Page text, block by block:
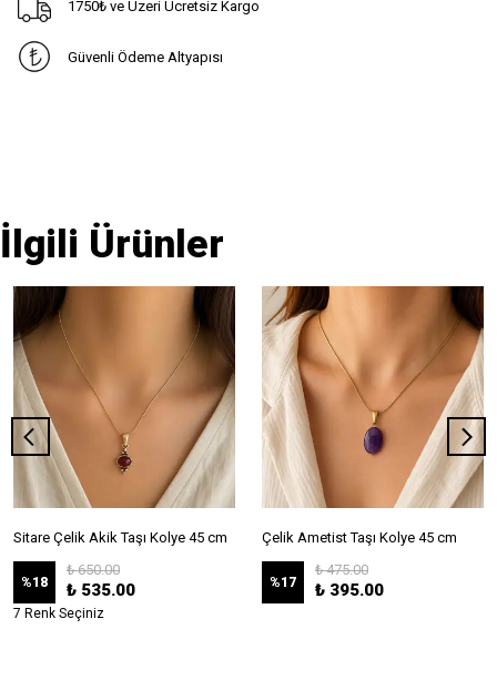
1750₺ ve Üzeri Ücretsiz Kargo
Güvenli Ödeme Altyapısı
İlgili Ürünler
Sitare Çelik Akik Taşı Kolye 45 cm
%18
₺ 650.00
₺ 535.00
7 Renk Seçiniz
Çelik Ametist Taşı Kolye 45 cm
%17
₺ 475.00
₺ 395.00